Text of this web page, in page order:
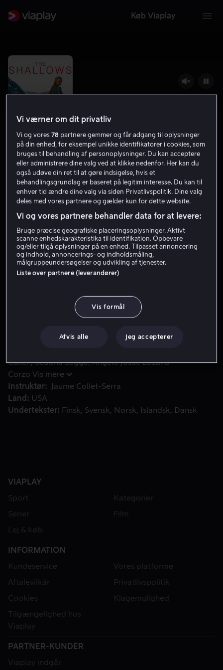
Køb Viaplay
The Shallows
6.3 Thriller Gys 2016 1 t. 22 min
15 år
Få Viaplay
Se trailer
Da hun er ude at surfe, opdager Nancy, at hun befinder
Da hun er ude at surfe, opdager Nancy, at hun befinder
sig på en hvidhajs jagtområde. Overlevelse bliver et
Cullen Sedona Legge Angelo Josue Lozano
Corzo Vis mere
Instruktør
Jaume Collet-Serra
Land
USA
Undertekster
Finsk Svensk Norsk Islandsk Dansk
VIAPLAY
Sport
Kategorier
Serier
Film
Lej & køb
INFORMATION
Kundeservice
Vores platforme
Aftalevilkår
Privatlivspolitik
Cookies
Klagemulighed
Tilgængelighed hos
Viaplay
PARTNER-KUNDER
Viaplay indgår
Vi værner om dit privatliv
Vi og vores78 partnere gemmer og får adgang til oplysninger
på din enhed, for eksempel unikke identifikatorer i cookies, som
bruges til behandling af personoplysninger. Du kan acceptere
eller administrere dine valg ved at klikke nedenfor. Her kan du
også udøve din ret til at gøre indsigelse, hvis et
behandlingsgrundlag er baseret på legitim interesse. Du kan til
enhver tid ændre dine valg via siden Privatlivspolitik. Dine valg
deles med vores partnere og gælder kun for dette website.
Vi og vores partnere behandler data for at levere:
Bruge præcise geografiske placeringsoplysninger. Aktivt
scanne enhedskarakteristika til identifikation. Opbevare
og/eller tilgå oplysninger på en enhed. Tilpasset annoncering
og indhold, annoncerings- og indholdsmåling,
målgruppeundersøgelser og udvikling af tjenester.
Liste over partnere (leverandører)
Vis formål
Afvis alle Jeg accepterer